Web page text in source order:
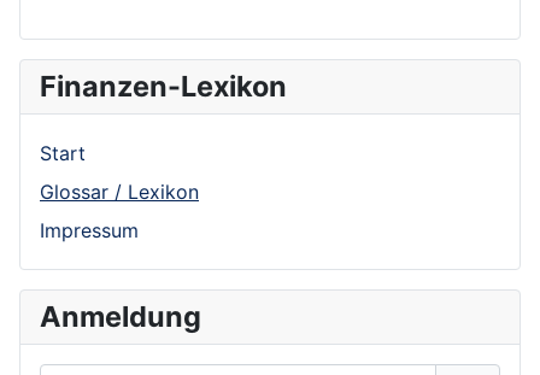
Finanzen-Lexikon
Start
Glossar / Lexikon
Impressum
Anmeldung